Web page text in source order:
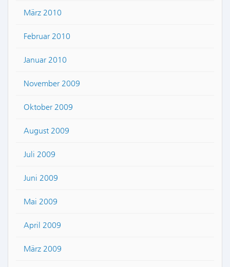
März 2010
Februar 2010
Januar 2010
November 2009
Oktober 2009
August 2009
Juli 2009
Juni 2009
Mai 2009
April 2009
März 2009